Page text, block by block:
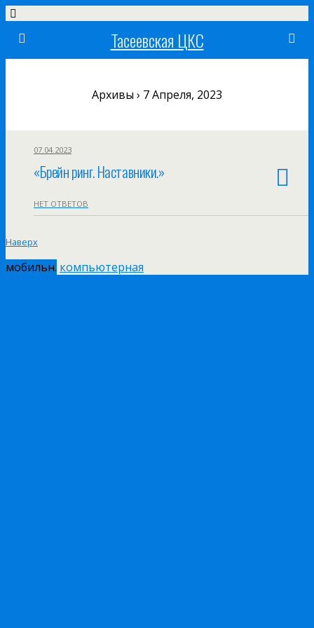
Тасеевская ЦКС
Архивы › 7 Апреля, 2023
07.04.2023
«Брейн ринг. Наставники.»
НЕТ ОТВЕТОВ
Наверх
мобильн. компьютерная